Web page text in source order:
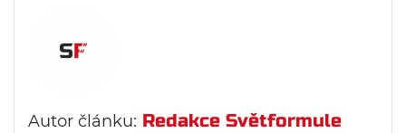
Autor článku: Redakce Světformule